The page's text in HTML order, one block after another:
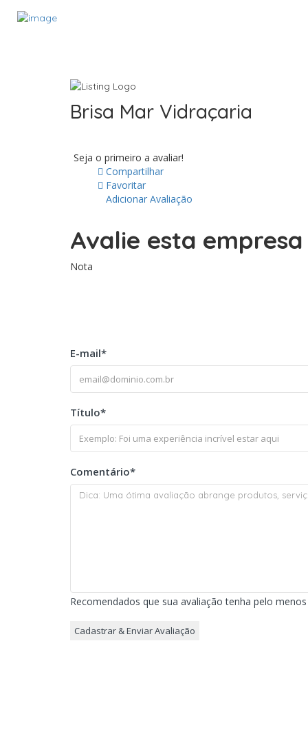
Brisa Mar Vidraçaria
Seja o primeiro a avaliar!
Compartilhar
Favoritar
Adicionar Avaliação
Avalie esta
Nota
E-mail*
Título*
Comentário*
Recomendados que sua avaliação tenha pelo